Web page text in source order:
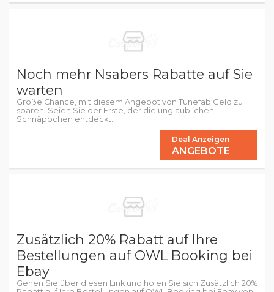
Noch mehr Nsabers Rabatte auf Sie
warten
Große Chance, mit diesem Angebot von Tunefab Geld zu
sparen. Seien Sie der Erste, der die unglaublichen
Schnäppchen entdeckt.
Deal Anzeigen
ANGEBOTE
Zusätzlich 20% Rabatt auf Ihre
Bestellungen auf OWL Booking bei
Ebay
Gehen Sie über diesen Link und holen Sie sich Zusätzlich 20%